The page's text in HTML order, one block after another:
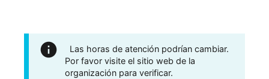
Las horas de atención podrían cambiar.
Por favor visite el sitio web de la
organización para verificar.